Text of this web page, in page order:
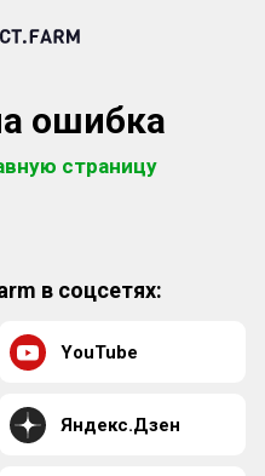
ошибка
страницу
в соцсетях:
YouTube
Яндекс.Дзен